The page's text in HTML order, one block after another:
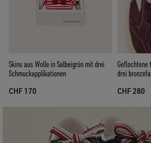
Skins aus Wolle in Salbeigrün mit drei
Schmuckapplikationen
CHF 170
drei
CHF 280